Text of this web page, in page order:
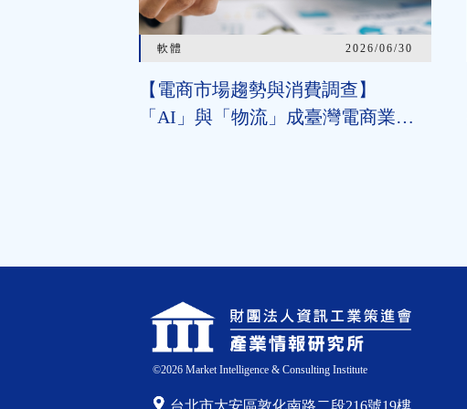
軟體 2026/06/30
【電商市場趨勢與消費調查】
「AI」與「物流」成臺灣電商業者
©2026 Market Intelligence & Consulting Institute
台北市大安區敦化南路二段216號19樓